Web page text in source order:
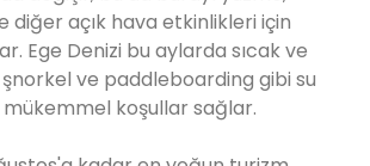
diğer açık hava etkinlikleri için
Ege Denizi bu aylarda sıcak ve
ve paddleboarding gibi su
koşullar sağlar.